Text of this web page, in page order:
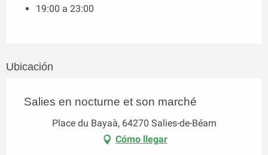
19:00 a 23:00
Ubicación
Salies en nocturne et son marché
Place du Bayaà, 64270 Salies-de-Béarn
Cómo llegar